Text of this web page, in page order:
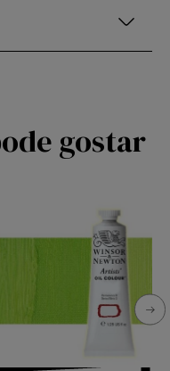
gostar